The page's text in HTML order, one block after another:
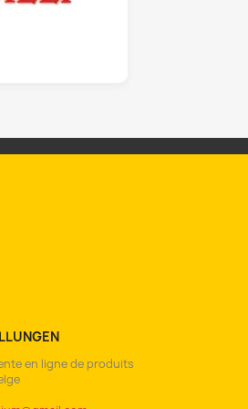
en ligne de produits